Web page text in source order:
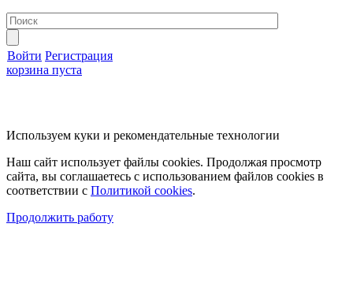
Войти Регистрация
корзина пуста
Используем куки и рекомендательные технологии
Наш сайт использует файлы cookies. Продолжая просмотр
сайта, вы соглашаетесь с использованием файлов cookies в
соответствии с Политикой cookies.
Продолжить работу